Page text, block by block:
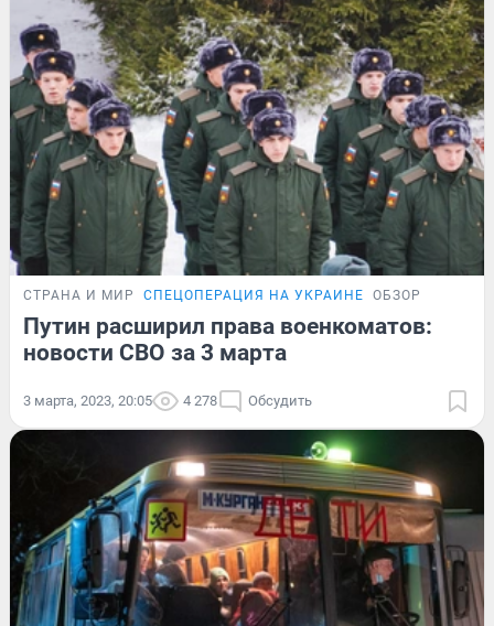
СТРАНА И МИР СПЕЦОПЕРАЦИЯ НА УКРАИНЕ ОБЗОР
Путин расширил права военкоматов:
новости СВО за 3 марта
3 марта, 2023, 20:05 4 278 Обсудить